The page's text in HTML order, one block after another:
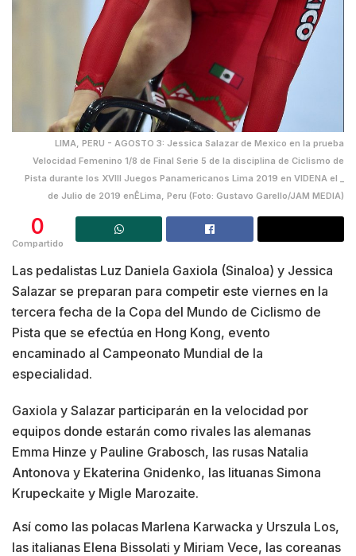
LIMA, PERU - AGOSTO 3: Jessica Salazar de Mexico en la prueba
Velocidad Femenino 1/8 de Final Serie 5 de la disciplina de Ciclismo de
Pista durante los XVIII Juegos Panamericanos Lima 2019 en VIDENA el _
de Julio de 2019 enÊLima, Peru (Foto: Gustavo Garello/JAM MEDIA)
0
Compartido
Las pedalistas Luz Daniela Gaxiola (Sinaloa) y Jessica
Salazar se preparan para competir este viernes en la
tercera fecha de la Copa del Mundo de Ciclismo de
Pista que se efectúa en Hong Kong, evento
encaminado al Campeonato Mundial de la
especialidad.
Gaxiola y Salazar participarán en la velocidad por
equipos donde estarán como rivales las alemanas
Emma Hinze y Pauline Grabosch, las rusas Natalia
Antonova y Ekaterina Gnidenko, las lituanas Simona
Krupeckaite y Migle Marozaite.
Así como las polacas Marlena Karwacka y Urszula Los,
las italianas Elena Bissolati y Miriam Vece, las coreanas